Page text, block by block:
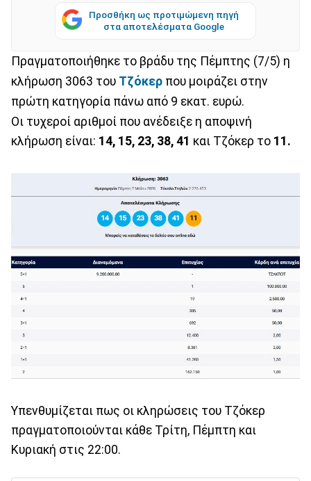
Προσθήκη ως προτιμώμενη πηγή
στα αποτελέσματα Google
Πραγματοποιήθηκε το βράδυ της Πέμπτης (7/5) η
κλήρωση 3063 του Τζόκερ που μοιράζει στην
πρώτη κατηγορία πάνω από 9 εκατ. ευρώ.
Οι τυχεροί αριθμοί που ανέδειξε η αποψινή
κλήρωση είναι: 14, 15, 23, 38, 41 και Τζόκερ το 11.
Υπενθυμίζεται πως οι κληρώσεις του Τζόκερ
πραγματοποιούνται κάθε Τρίτη, Πέμπτη και
Κυριακή στις 22:00.